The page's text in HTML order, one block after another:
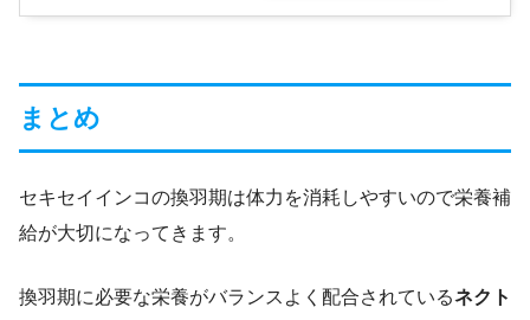
まとめ
セキセイインコの換羽期は体力を消耗しやすいので栄養補
給が大切になってきます。
換羽期に必要な栄養がバランスよく配合されているネクト